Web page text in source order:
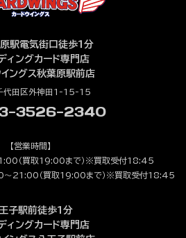
駅電気街口徒歩1分
ィングカード専門店
イングス秋葉原駅前店
代田区外神田1-15-15
3526-2340
【営業時間】
（買取19:00まで）※買取受付18:45
～21:00（買取19:00まで）※買取受付18:45
子駅前徒歩1分
ィングカード専門店